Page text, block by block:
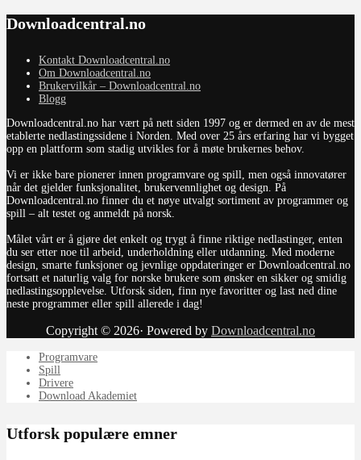
Downloadcentral.no
Kontakt Downloadcentral.no
Om Downloadcentral.no
Brukervilkår – Downloadcentral.no
Blogg
Downloadcentral.no har vært på nett siden 1997 og er dermed en av de mest
etablerte nedlastingssidene i Norden. Med over 25 års erfaring har vi bygget
opp en plattform som stadig utvikles for å møte brukernes behov.
Vi er ikke bare pionerer innen programvare og spill, men også innovatører
når det gjelder funksjonalitet, brukervennlighet og design. På
Downloadcentral.no finner du et nøye utvalgt sortiment av programmer og
spill – alt testet og anmeldt på norsk.
Målet vårt er å gjøre det enkelt og trygt å finne riktige nedlastinger, enten
du ser etter noe til arbeid, underholdning eller utdanning. Med moderne
design, smarte funksjoner og jevnlige oppdateringer er Downloadcentral.no
fortsatt et naturlig valg for norske brukere som ønsker en sikker og smidig
nedlastingsopplevelse. Utforsk siden, finn nye favoritter og last ned dine
neste programmer eller spill allerede i dag!
Copyright © 2026· Powered by Downloadcentral.no
Programvare
Spill
Drivere
Download Akademiet
Utforsk populære emner